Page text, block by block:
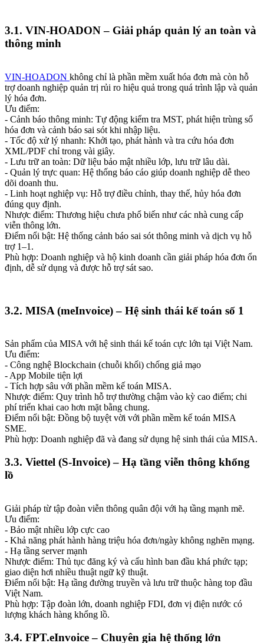
3.1. VIN-HOADON – Giải pháp quản lý an toàn và
thông minh
VIN-HOADON không chỉ là phần mềm xuất hóa đơn mà còn hỗ
trợ doanh nghiệp quản trị rủi ro hiệu quả trong quá trình lập và quản
lý hóa đơn.
Ưu điểm:
- Cảnh báo thông minh: Tự động kiểm tra MST, phát hiện trùng số
hóa đơn và cảnh báo sai sót khi nhập liệu.
- Tốc độ xử lý nhanh: Khởi tạo, phát hành và tra cứu hóa đơn
XML/PDF chỉ trong vài giây.
- Lưu trữ an toàn: Dữ liệu bảo mật nhiều lớp, lưu trữ lâu dài.
- Quản lý trực quan: Hệ thống báo cáo giúp doanh nghiệp dễ theo
dõi doanh thu.
- Linh hoạt nghiệp vụ: Hỗ trợ điều chỉnh, thay thế, hủy hóa đơn
đúng quy định.
Nhược điểm: Thương hiệu chưa phổ biến như các nhà cung cấp
viễn thông lớn.
Điểm nổi bật: Hệ thống cảnh báo sai sót thông minh và dịch vụ hỗ
trợ 1–1.
Phù hợp: Doanh nghiệp và hộ kinh doanh cần giải pháp hóa đơn ổn
định, dễ sử dụng và được hỗ trợ sát sao.
3.2. MISA (meInvoice) – Hệ sinh thái kế toán số 1
Sản phẩm của MISA với hệ sinh thái kế toán cực lớn tại Việt Nam.
Ưu điểm:
- Công nghệ Blockchain (chuỗi khối) chống giả mạo
- App Mobile tiện lợi
- Tích hợp sâu với phần mềm kế toán MISA.
Nhược điểm: Quy trình hỗ trợ thường chậm vào kỳ cao điểm; chi
phí triển khai cao hơn mặt bằng chung.
Điểm nổi bật: Đồng bộ tuyệt vời với phần mềm kế toán MISA
SME.
Phù hợp: Doanh nghiệp đã và đang sử dụng hệ sinh thái của MISA.
3.3. Viettel (S-Invoice) – Hạ tầng viễn thông khổng
lồ
Giải pháp từ tập đoàn viễn thông quân đội với hạ tầng mạnh mẽ.
Ưu điểm:
- Bảo mật nhiều lớp cực cao
- Khả năng phát hành hàng triệu hóa đơn/ngày không nghẽn mạng.
- Hạ tầng server mạnh
Nhược điểm: Thủ tục đăng ký và cấu hình ban đầu khá phức tạp;
giao diện hơi nhiều thuật ngữ kỹ thuật.
Điểm nổi bật: Hạ tầng đường truyền và lưu trữ thuộc hàng top đầu
Việt Nam.
Phù hợp: Tập đoàn lớn, doanh nghiệp FDI, đơn vị điện nước có
lượng khách hàng khổng lồ.
3.4. FPT.eInvoice – Chuyên gia hệ thống lớn